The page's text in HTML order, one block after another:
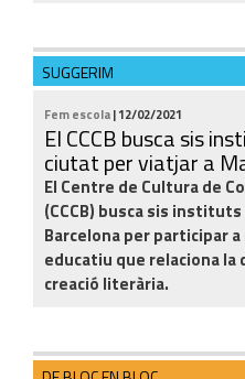
SUGGERIM
Fem escola| 12/02/2021
El CCCB busca sis
ciutat per viatjar a
El Centre de Cultura de
(CCCB) busca sis
Barcelona per participar
educatiu que relaciona
creació literària.